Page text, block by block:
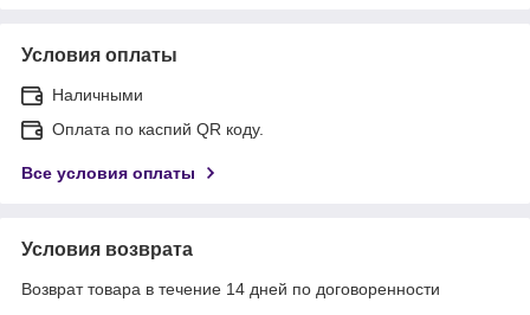
Условия оплаты
Наличными
Оплата по каспий QR коду.
Все условия оплаты
Условия возврата
Возврат товара в течение 14 дней по договоренности